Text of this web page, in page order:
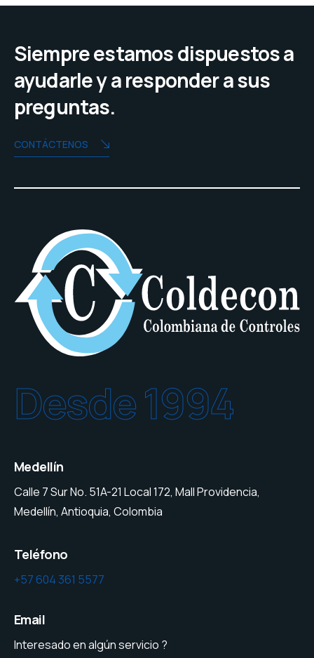
Siempre estamos dispuestos a
ayudarle y a responder a sus
preguntas.
CONTÁCTENOS
Desde 1994
Medellín
Calle 7 Sur No. 51A-21 Local 172, Mall Providencia,
Medellín, Antioquia, Colombia
Teléfono
+57 604 361 5577
Email
Interesado en algún servicio ?